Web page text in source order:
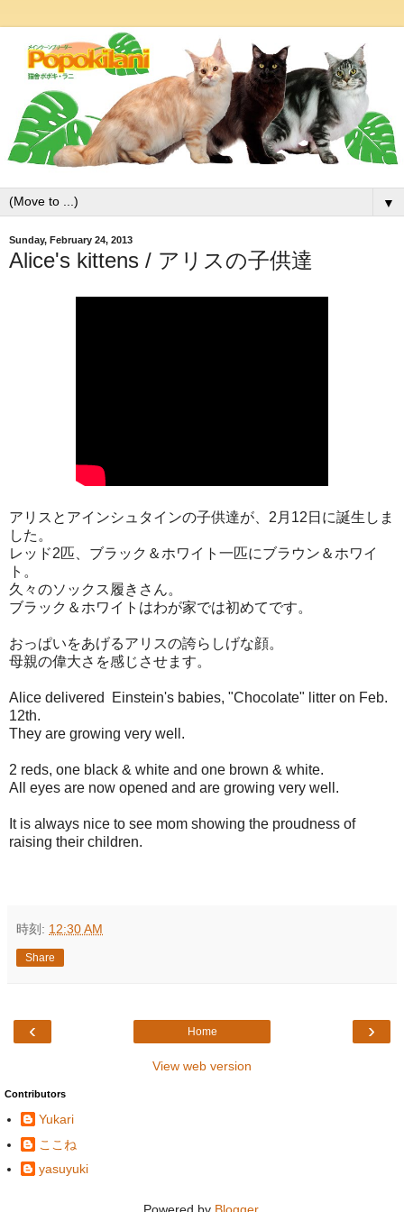
▼
Sunday, February 24, 2013
Alice's kittens / アリスの子供達
アリスとアインシュタインの子供達が、2月12日に誕生しま
した。
レッド2匹、ブラック＆ホワイト一匹にブラウン＆ホワイ
ト。
久々のソックス履きさん。
ブラック＆ホワイトはわが家では初めてです。
おっぱいをあげるアリスの誇らしげな顔。
母親の偉大さを感じさせます。
Alice delivered Einstein's babies, "Chocolate" litter on Feb.
12th.
They are growing very well.
2 reds, one black & white and one brown & white.
All eyes are now opened and are growing very well.
It is always nice to see mom showing the proudness of
raising their children.
時刻: 12:30 AM
Share
‹ ›
Home
View web version
Contributors
Yukari
ここね
yasuyuki